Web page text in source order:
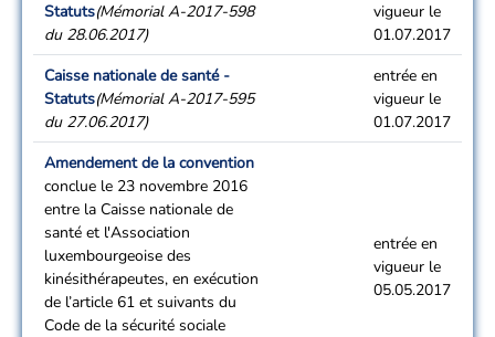
Statuts(Mémorial A-2017-598
du 28.06.2017)
vigueur le
01.07.2017
Caisse nationale de santé -
Statuts(Mémorial A-2017-595
du 27.06.2017)
entrée en
vigueur le
01.07.2017
Amendement de la convention
conclue le 23 novembre 2016
entre la Caisse nationale de
santé et l'Association
luxembourgeoise des
kinésithérapeutes, en exécution
de l’article 61 et suivants du
Code de la sécurité sociale
entrée en
vigueur le
05.05.2017